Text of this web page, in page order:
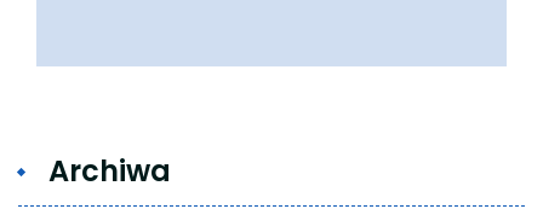
Archiwa